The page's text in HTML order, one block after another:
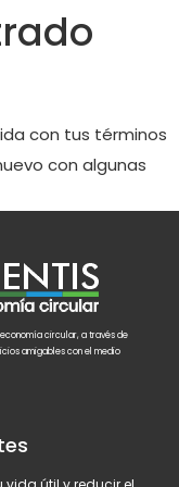
con tus términos
con algunas
economía circular, a través de
amigables con el medio